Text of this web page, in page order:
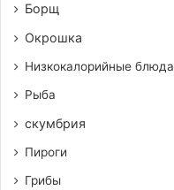
Борщ
Окрошка
Низкокалорийные блюда
Рыба
скумбрия
Пироги
Грибы